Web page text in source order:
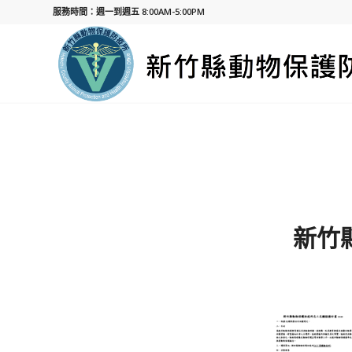
服務時間：週一到週五 8:00AM-5:00PM
新竹